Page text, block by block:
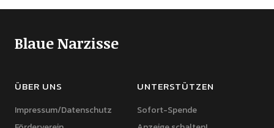
Blaue Narzisse
ÜBER UNS
Impressum/Datenschutz
UNTERSTÜTZEN
Sofort-Spende